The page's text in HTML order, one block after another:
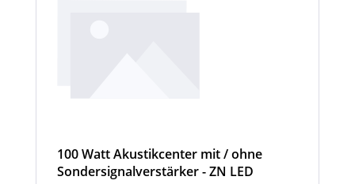
100 Watt Akustikcenter mit / ohne
Sondersignalverstärker - ZN LED